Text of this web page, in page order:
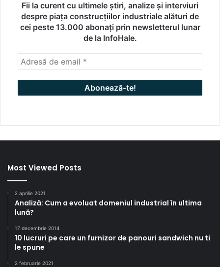
Fii la curent cu ultimele știri, analize și interviuri
despre piața construcțiilor industriale alături de
cei peste 13.000 abonați prin newsletterul lunar
de la InfoHale.
Most Viewed Posts
2 aprilie 2021
Analiză: Cum a evoluat domeniul industrial în ultima
lună?
17 decembrie 2014
10 lucruri pe care un furnizor de panouri sandwich nu ti
le spune
2 februarie 2021